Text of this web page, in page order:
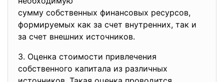
сумму собственных финансовых ресурсов,
формируемых как за счет внутренних, так и
за счет внешних источников.
3. Оценка стоимости привлечения
собственного капитала из различных